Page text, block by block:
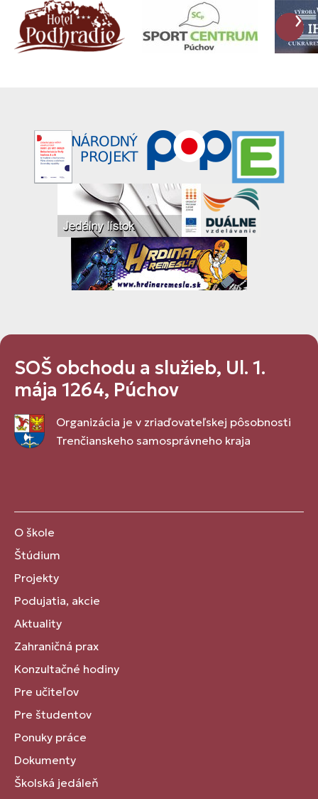
SOŠ obchodu a služieb, Ul. 1.
mája 1264, Púchov
Organizácia je v zriaďovateľskej pôsobnosti
Trenčianskeho samosprávneho kraja
O škole
Štúdium
Projekty
Podujatia, akcie
Aktuality
Zahraničná prax
Konzultačné hodiny
Pre učiteľov
Pre študentov
Ponuky práce
Dokumenty
Školská jedáleň